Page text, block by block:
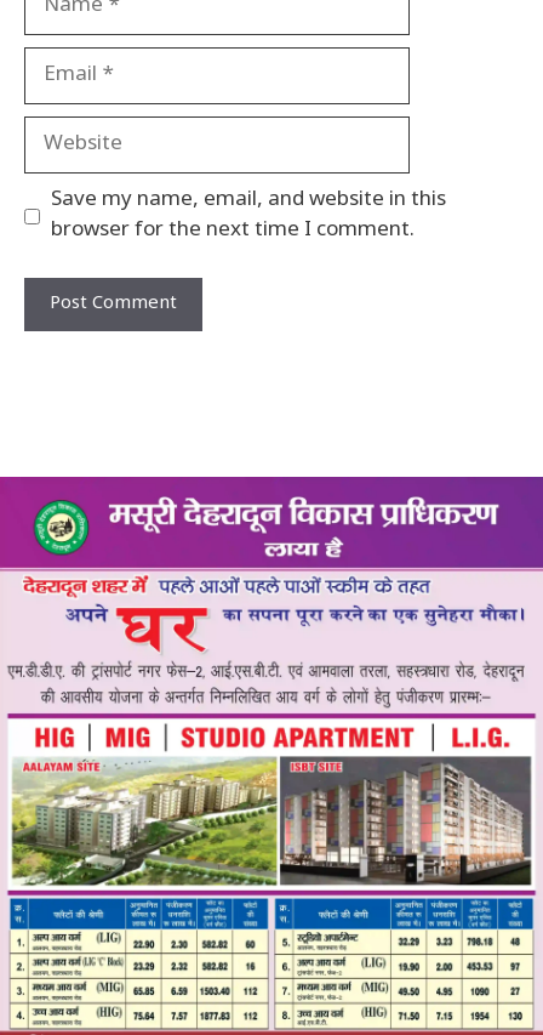
Email
Website
Save my name, email, and website in this
browser for the next time I comment.